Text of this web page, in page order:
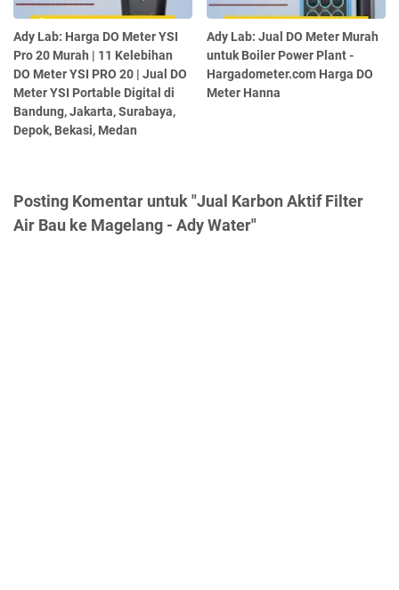
Ady Lab: Harga DO Meter YSI
Pro 20 Murah | 11 Kelebihan
DO Meter YSI PRO 20 | Jual DO
Meter YSI Portable Digital di
Bandung, Jakarta, Surabaya,
Depok, Bekasi, Medan
Ady Lab: Jual DO Meter Murah
untuk Boiler Power Plant -
Hargadometer.com Harga DO
Meter Hanna
Posting Komentar untuk "Jual Karbon Aktif Filter
Air Bau ke Magelang - Ady Water"